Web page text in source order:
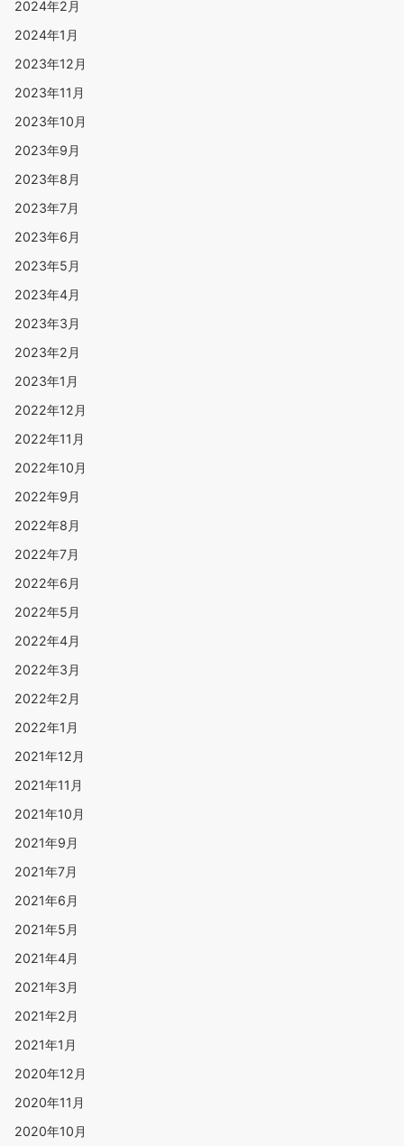
2024年2月
2024年1月
2023年12月
2023年11月
2023年10月
2023年9月
2023年8月
2023年7月
2023年6月
2023年5月
2023年4月
2023年3月
2023年2月
2023年1月
2022年12月
2022年11月
2022年10月
2022年9月
2022年8月
2022年7月
2022年6月
2022年5月
2022年4月
2022年3月
2022年2月
2022年1月
2021年12月
2021年11月
2021年10月
2021年9月
2021年7月
2021年6月
2021年5月
2021年4月
2021年3月
2021年2月
2021年1月
2020年12月
2020年11月
2020年10月